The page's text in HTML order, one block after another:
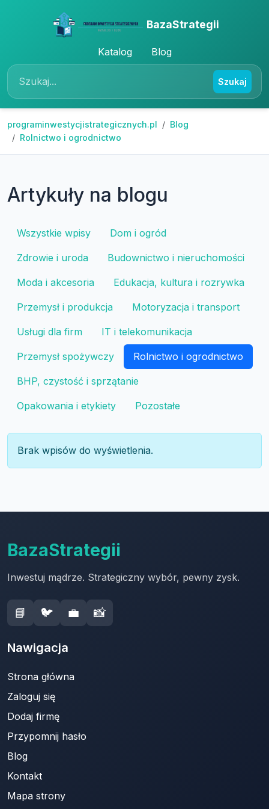
BazaStrategii
Katalog Blog
Szukaj
programinwestycjistrategicznych.pl
Blog
Rolnictwo i ogrodnictwo
Artykuły na blogu
Wszystkie wpisy Dom i ogród
Zdrowie i uroda Budownictwo i nieruchomości
Moda i akcesoria Edukacja, kultura i rozrywka
Przemysł i produkcja Motoryzacja i transport
Usługi dla firm IT i telekomunikacja
Przemysł spożywczy Rolnictwo i ogrodnictwo
BHP, czystość i sprzątanie
Opakowania i etykiety Pozostałe
Brak wpisów do wyświetlenia.
BazaStrategii
Inwestuj mądrze. Strategiczny wybór, pewny zysk.
📘 🐦 💼 📸
Nawigacja
Strona główna
Zaloguj się
Dodaj firmę
Przypomnij hasło
Blog
Kontakt
Mapa strony